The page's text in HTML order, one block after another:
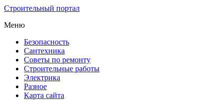
Строительный портал
Меню
Безопасность
Сантехника
Советы по ремонту
Строительные работы
Электрика
Разное
Карта сайта